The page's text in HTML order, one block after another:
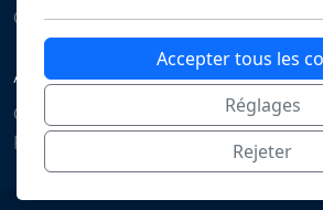
Contact
Aspects légaux
Conditions d'utilisation
Politique de confidentialité
Accepter tous les
Réglages
Rejeter